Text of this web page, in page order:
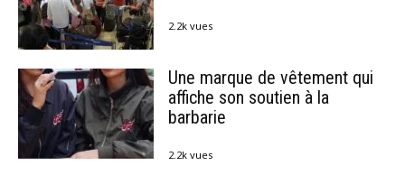
2.2k vues
Une marque de vêtement qui
affiche son soutien à la
barbarie
2.2k vues